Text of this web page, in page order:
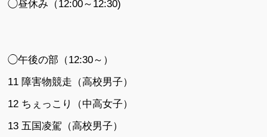
◯昼休み（12:00～12:30)
◯午後の部（12:30～）
11 障害物競走（高校男子）
12 ちぇっこり（中高女子）
13 五国凌駕（高校男子）